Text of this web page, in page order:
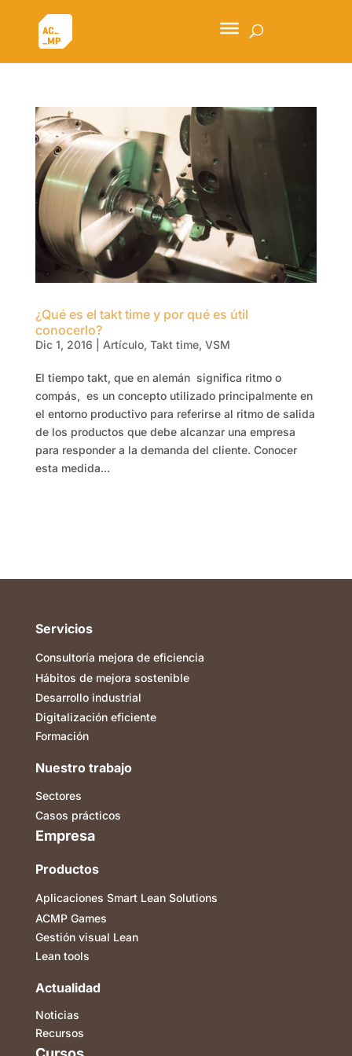
¿Qué es el takt time y por qué es útil
conocerlo?
Dic 1, 2016 Artículo, Takt time, VSM
El tiempo takt, que en alemán significa ritmo o
compás, es un concepto utilizado principalmente en
el entorno productivo para referirse al ritmo de salida
de los productos que debe alcanzar una empresa
para responder a la demanda del cliente. Conocer
esta medida...
Servicios
Consultoría mejora de eficiencia
Hábitos de mejora sostenible
Desarrollo industrial
Digitalización eficiente
Formación
Nuestro trabajo
Sectores
Casos prácticos
Empresa
Productos
Aplicaciones Smart Lean Solutions
ACMP Games
Gestión visual Lean
Lean tools
Actualidad
Noticias
Recursos